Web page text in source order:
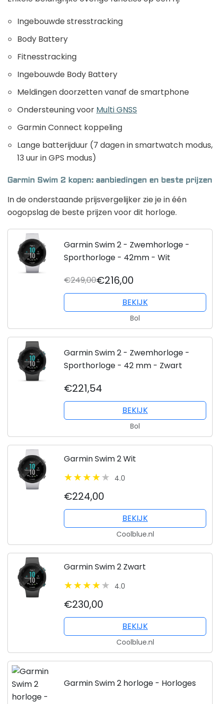
Ingebouwde stresstracking
Body Battery
Fitnesstracking
Ingebouwde Body Battery
Meldingen doorzetten vanaf de smartphone
Ondersteuning voor Multi GNSS
Garmin Connect koppeling
Lange batterijduur (7 dagen in smartwatch modus,
13 uur in GPS modus)
Garmin Swim 2 kopen: aanbiedingen en beste prijzen
In de onderstaande prijsvergelijker zie je in één
oogopslag de beste prijzen voor dit horloge.
Garmin Swim 2 - Zwemhorloge -
Sporthorloge - 42mm - Wit
€249,00€216,00
BEKIJK
Bol
Garmin Swim 2 - Zwemhorloge -
Sporthorloge - 42 mm - Zwart
€221,54
BEKIJK
Bol
Garmin Swim 2 Wit
4.0
€224,00
BEKIJK
Coolblue.nl
Garmin Swim 2 Zwart
4.0
€230,00
BEKIJK
Coolblue.nl
Garmin Swim 2 horloge - Horloges